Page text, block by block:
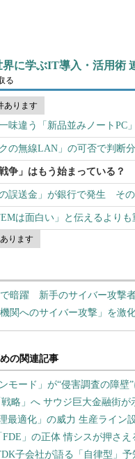
に学ぶIT導入・活用術
る
あります
味違う「新品並みノートPC
クの無線LAN」の可否で判
戦争」はもう始まっている
の誤送金」が銀行で発生 そ
は面白い」と伝えるよりも
ります
暗躍 新手のサイバー攻撃
関へのサイバー攻撃」を激